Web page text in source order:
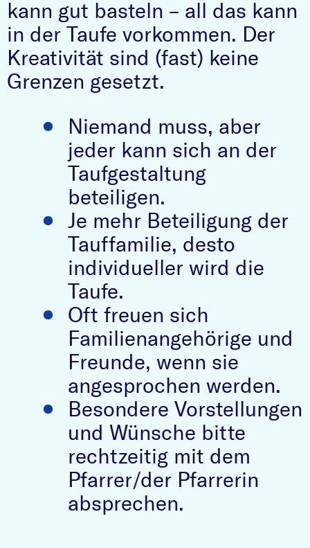
kann gut basteln – all das kann
in der Taufe vorkommen. Der
Kreativität sind (fast) keine
Grenzen gesetzt.
Niemand muss, aber
jeder kann sich an der
Taufgestaltung
beteiligen.
Je mehr Beteiligung der
Tauffamilie, desto
individueller wird die
Taufe.
Oft freuen sich
Familienangehörige und
Freunde, wenn sie
angesprochen werden.
Besondere Vorstellungen
und Wünsche bitte
rechtzeitig mit dem
Pfarrer/der Pfarrerin
absprechen.